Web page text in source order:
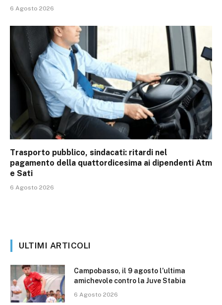
6 Agosto 2026
Trasporto pubblico, sindacati: ritardi nel
pagamento della quattordicesima ai dipendenti Atm
e Sati
6 Agosto 2026
ULTIMI ARTICOLI
Campobasso, il 9 agosto l’ultima
amichevole contro la Juve Stabia
6 Agosto 2026